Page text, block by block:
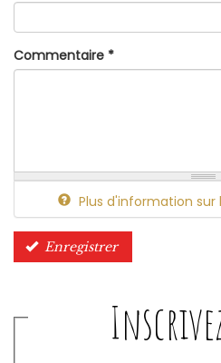
Commentaire *
Plus d'information
Enregistrer